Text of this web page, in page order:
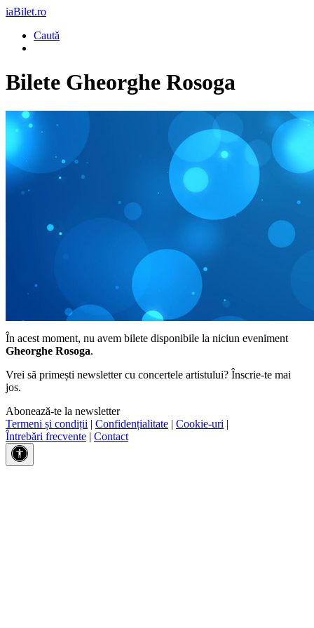
iaBilet.ro
Caută
Bilete Gheorghe Rosoga
În acest moment, nu avem bilete disponibile la niciun eveniment
Gheorghe Rosoga.
Vrei să primești newsletter cu concertele artistului? Înscrie-te mai
jos.
Abonează-te la newsletter
Termeni și condiții | Confidențialitate | Cookie-uri |
Întrebări frecvente | Contact